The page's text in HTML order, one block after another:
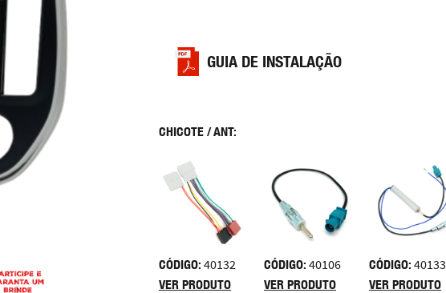
GUIA DE INSTALAÇÃO
CHICOTE / ANT:
CÓDIGO: 40132
VER PRODUTO
CÓDIGO: 40106
VER PRODUTO
CÓDIGO: 40133
VER PRODUTO